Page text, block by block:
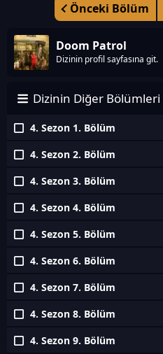
Önceki Bölüm
Doom Patrol
Dizinin profil sayfasına git.
Dizinin Diğer Bölümleri
4. Sezon 1. Bölüm
4. Sezon 2. Bölüm
4. Sezon 3. Bölüm
4. Sezon 4. Bölüm
4. Sezon 5. Bölüm
4. Sezon 6. Bölüm
4. Sezon 7. Bölüm
4. Sezon 8. Bölüm
4. Sezon 9. Bölüm